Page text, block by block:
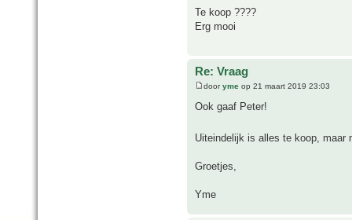
Te koop ????
Erg mooi
Re: Vraag
dooryme op 21 maart 2019 23:03
Ook gaaf Peter!
Uiteindelijk is alles te koop,
Groetjes,
Yme